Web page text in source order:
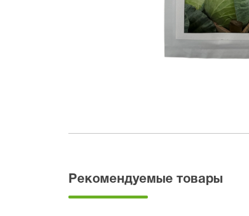
Рекомендуемые товары